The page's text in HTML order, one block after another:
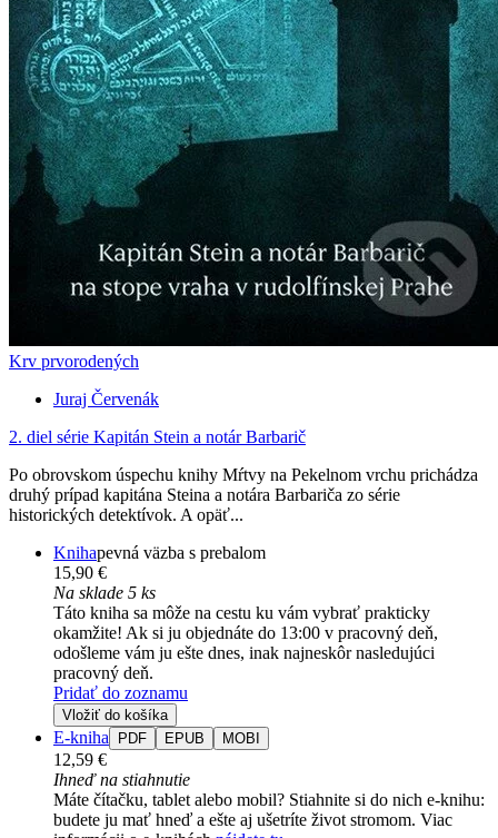
Krv prvorodených
Juraj Červenák
2. diel série Kapitán Stein a notár Barbarič
Po obrovskom úspechu knihy Mŕtvy na Pekelnom vrchu prichádza
druhý prípad kapitána Steina a notára Barbariča zo série
historických detektívok. A opäť...
Knihapevná väzba s prebalom
15,90 €
Na sklade 5 ks
Táto kniha sa môže na cestu ku vám vybrať prakticky
okamžite! Ak si ju objednáte do 13:00 v pracovný deň,
odošleme vám ju ešte dnes, inak najneskôr nasledujúci
pracovný deň.
Pridať do zoznamu
Vložiť do košíka
E-kniha PDF EPUB MOBI
12,59 €
Ihneď na stiahnutie
Máte čítačku, tablet alebo mobil? Stiahnite si do nich e-knihu:
budete ju mať hneď a ešte aj ušetríte život stromom. Viac